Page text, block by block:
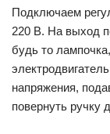
Подключаем
220 В. На выход
будь то
напряжения,
повернуть ручку